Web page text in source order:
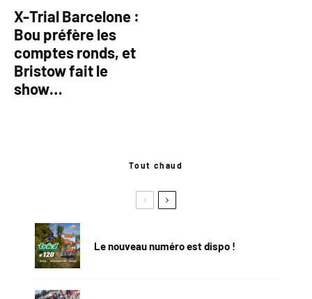
X-Trial Barcelone :
Bou préfère les
comptes ronds, et
Bristow fait le
show…
Tout chaud
Le nouveau numéro est dispo !